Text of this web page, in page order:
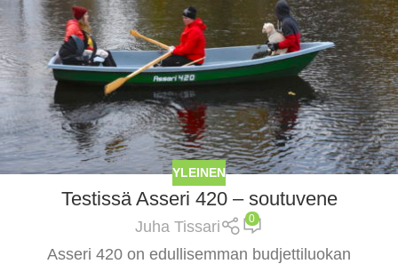
YLEINEN
Testissä Asseri 420 – soutuvene
Juha Tissari 0
Asseri 420 on edullisemman budjettiluokan